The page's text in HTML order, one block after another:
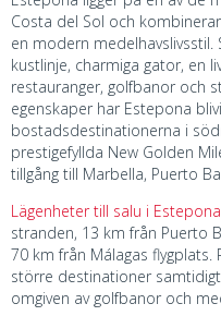
Costa del Sol och
en modern
kustlinje, charmiga gator, en
restauranger, golfbanor och
egenskaper har Estepona
bostadsdestinationerna i
prestigefyllda New Golden
tillgång till Marbella, Puerto
Lägenheter till salu i
stranden, 13 km från Puerto
70 km från Málagas
större destinationer
omgiven av golfbanor och